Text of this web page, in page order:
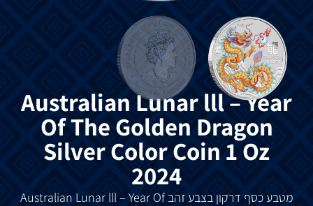
Australian Lunar lll – Year
Of The Golden Dragon
Silver Color Coin 1 Oz
2024
מטבעכסף דרקון בצבעזהב Australian Lunar lll – Year Of